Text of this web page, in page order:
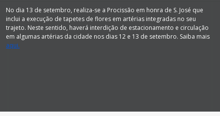
No dia 13 de setembro, realiza-se a Procissão em honra de S. José que
inclui a execução de tapetes de flores em artérias integradas no seu
trajeto. Neste sentido, haverá interdição de estacionamento e circulação
em algumas artérias da cidade nos dias 12 e 13 de setembro. Saiba mais
aqui.